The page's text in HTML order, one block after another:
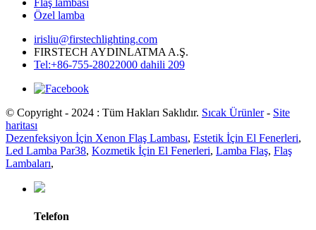
Özel lamba
irisliu@firstechlighting.com
FIRSTECH AYDINLATMA A.Ş.
Tel:+86-755-28022000 dahili 209
© Copyright - 2024 : Tüm Hakları Saklıdır. Sıcak Ürünler- Site
haritası
Dezenfeksiyon İçin Xenon Flaş Lambası, Estetik İçin El Fenerleri,
Led Lamba Par38, Kozmetik İçin El Fenerleri, Lamba Flaş, Flaş
Lambaları,
Telefon